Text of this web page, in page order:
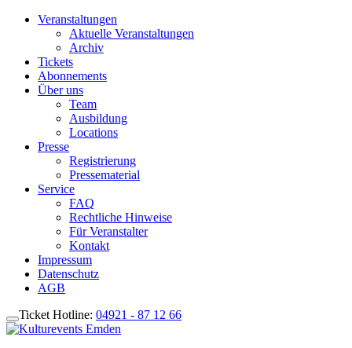
Veranstaltungen
Aktuelle Veranstaltungen
Archiv
Tickets
Abonnements
Über uns
Team
Ausbildung
Locations
Presse
Registrierung
Pressematerial
Service
FAQ
Rechtliche Hinweise
Für Veranstalter
Kontakt
Impressum
Datenschutz
AGB
Ticket Hotline: 04921 - 87 12 66